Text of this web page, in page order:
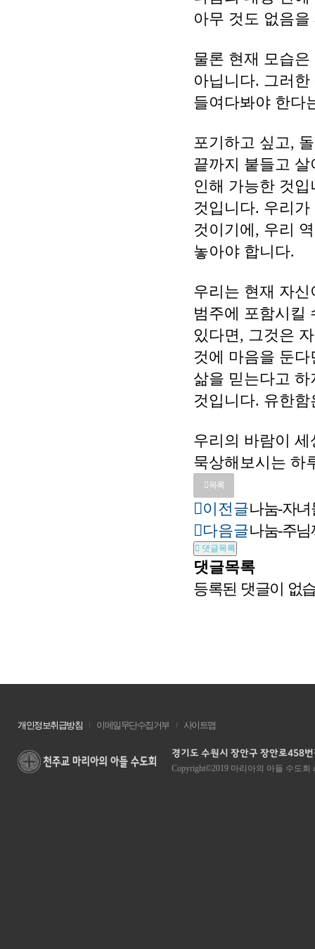
아무 것도 없음
물론 현재 모습
아닙니다. 그러
들여다봐야 한다
포기하고 싶고,
끝까지 붙들고
인해 가능한 것
것입니다. 우리
것이기에, 우리
놓아야 합니다.
우리는 현재 자
범주에 포함시킬
있다면, 그것은
것에 마음을 둔
삶을 믿는다고
것입니다. 유한
우리의 바람이
묵상해보시는 하
목록
이전글나눔-자
다음글나눔-주
댓글목록
댓글목록
등록된 댓글이 없
개인정보취급방침 이메일무단수집거부 사이트맵
경기도 수원시 장안구 장안로458
Copyright©2019 마리아의 아들 수도회